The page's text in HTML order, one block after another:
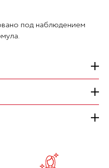
под наблюдением
крема на хорошо
распределите
пока он
он отлично
Белого Женьшеня:
кожи,
функции и
"Топ Деливери" и